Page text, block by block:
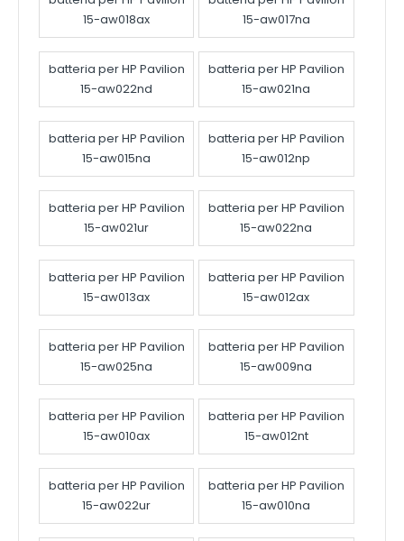
15-aw018ax
15-aw017na
batteria per HP Pavilion
15-aw022nd
batteria per HP Pavilion
15-aw021na
batteria per HP Pavilion
15-aw015na
batteria per HP Pavilion
15-aw012np
batteria per HP Pavilion
15-aw021ur
batteria per HP Pavilion
15-aw022na
batteria per HP Pavilion
15-aw013ax
batteria per HP Pavilion
15-aw012ax
batteria per HP Pavilion
15-aw025na
batteria per HP Pavilion
15-aw009na
batteria per HP Pavilion
15-aw010ax
batteria per HP Pavilion
15-aw012nt
batteria per HP Pavilion
15-aw022ur
batteria per HP Pavilion
15-aw010na